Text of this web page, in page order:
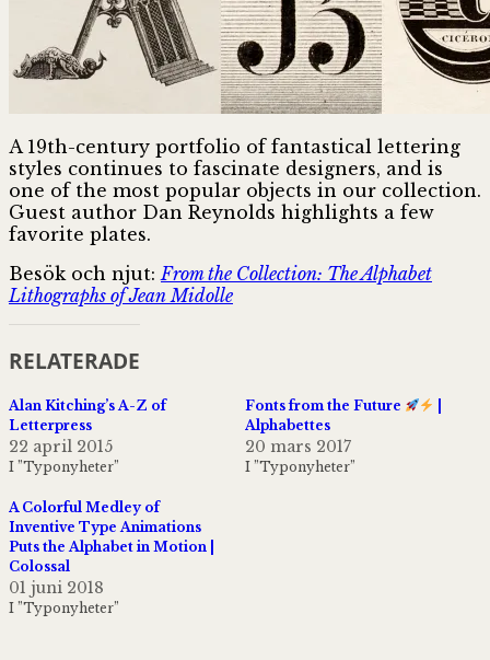
A 19th-century portfolio of fantastical lettering
styles continues to fascinate designers, and is
one of the most popular objects in our collection.
Guest author Dan Reynolds highlights a few
favorite plates.
Besök och njut: From the Collection: The Alphabet
Lithographs of Jean Midolle
RELATERADE
Alan Kitching’s A-Z of
Letterpress
22 april 2015
I ”Typonyheter”
Fonts from the Future
Alphabettes
20 mars 2017
I ”Typonyheter”
A Colorful Medley of
Inventive Type Animations
Puts the Alphabet in Motion |
Colossal
01 juni 2018
I ”Typonyheter”